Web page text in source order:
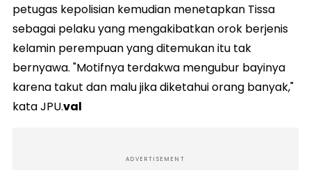
petugas kepolisian kemudian menetapkan Tissa
sebagai pelaku yang mengakibatkan orok berjenis
kelamin perempuan yang ditemukan itu tak
bernyawa. "Motifnya terdakwa mengubur bayinya
karena takut dan malu jika diketahui orang banyak,"
kata JPU.val
ADVERTISEMENT